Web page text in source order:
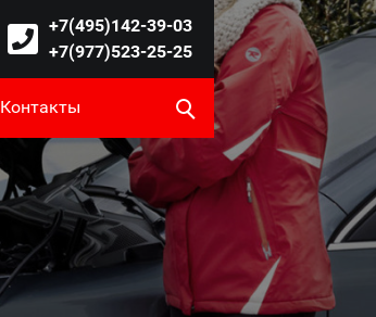
+7(495)142-39-03
+7(977)523-25-25
Контакты